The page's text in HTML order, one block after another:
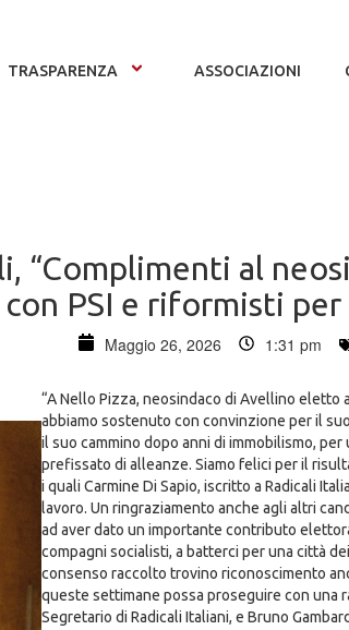
TRASPARENZA ASSOCIAZIONI
“Complimenti al
PSI e riformisti
Maggio 26, 2026 1:31 pm
“A Nello Pizza, neosindaco di Avellino eletto
abbiamo sostenuto con convinzione per il
il suo cammino dopo anni di immobilismo,
prefissato di alleanze. Siamo felici per il
i quali Carmine Di Sapio, iscritto a Radicali
lavoro. Un ringraziamento anche agli altri
ad aver dato un importante contributo
compagni socialisti, a batterci per una città
consenso raccolto trovino riconoscimento
queste settimane possa proseguire con una
Segretario di Radicali Italiani, e Bruno